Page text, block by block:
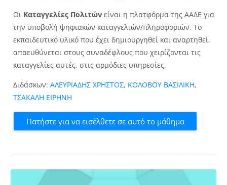
Οι Καταγγελίες Πολιτών είναι η πλατφόρμα της ΑΑΔΕ για
την υποβολή ψηφιακών καταγγελιών/πληροφοριών. Το
εκπαιδευτικό υλικό που έχει δημιουργηθεί και αναρτηθεί,
απαευθύνεται στους συναδέφλους που χειρίζονται τις
καταγγελίες αυτές, στις αρμόδιες υπηρεσίες.
Διδάσκων: ΑΛΕΥΡΙΑΔΗΣ ΧΡΗΣΤΟΣ, ΚΟΛΟΒΟΥ ΒΑΣΙΛΙΚΗ,
ΤΣΑΚΑΛΗ ΕΙΡΗΝΗ
Πατήστε για να εισέλθετε σε αυτό το μάθημα